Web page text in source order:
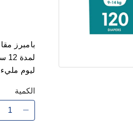
ليوم
الكمية